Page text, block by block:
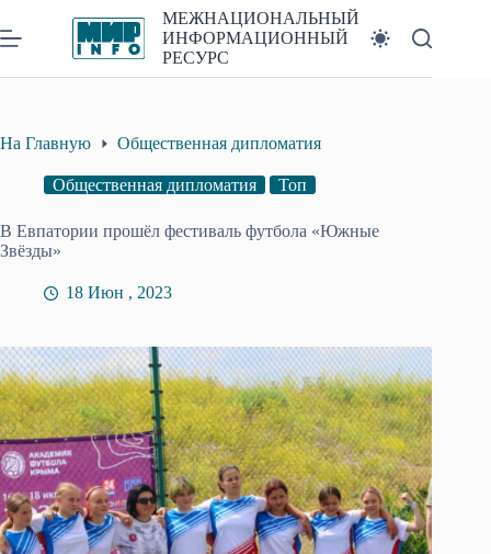
к
сути
МЕЖНАЦИОНАЛЬНЫЙ
ИНФОРМАЦИОННЫЙ
РЕСУРС
На Главную Общественная дипломатия
Общественная дипломатия Топ
В Евпатории прошёл фестиваль футбола «Южные
Звёзды»
18 Июн , 2023